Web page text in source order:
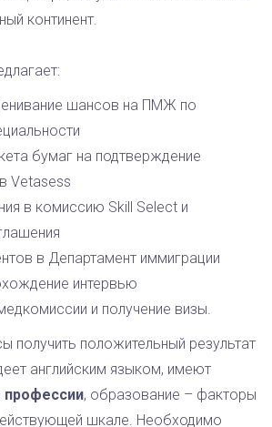
континент.
шансов на ПМЖ по
бумаг на подтверждение
Vetasess
в комиссию Skill Select и
в Департамент иммиграции
интервью
и получение визы.
получить положительный результат
английским языком, имеют
профессии, образование – факторы
шкале. Необходимо